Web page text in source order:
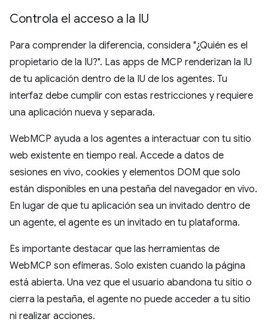
Controla el acceso a la IU
Para comprender la diferencia, considera "¿Quién es el
propietario de la IU?". Las apps de MCP renderizan la IU
de tu aplicación dentro de la IU de los agentes. Tu
interfaz debe cumplir con estas restricciones y requiere
una aplicación nueva y separada.
WebMCP ayuda a los agentes a interactuar con tu sitio
web existente en tiempo real. Accede a datos de
sesiones en vivo, cookies y elementos DOM que solo
están disponibles en una pestaña del navegador en vivo.
En lugar de que tu aplicación sea un invitado dentro de
un agente, el agente es un invitado en tu plataforma.
Es importante destacar que las herramientas de
WebMCP son efímeras. Solo existen cuando la página
está abierta. Una vez que el usuario abandona tu sitio o
cierra la pestaña, el agente no puede acceder a tu sitio
ni realizar acciones.